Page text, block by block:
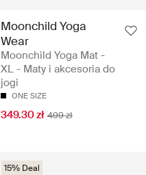
Moonchild Yoga
Wear
Moonchild Yoga Mat -
XL - Maty i akcesoria do
jogi
ONE SIZE
349.30 zł 499 zł
15% Deal